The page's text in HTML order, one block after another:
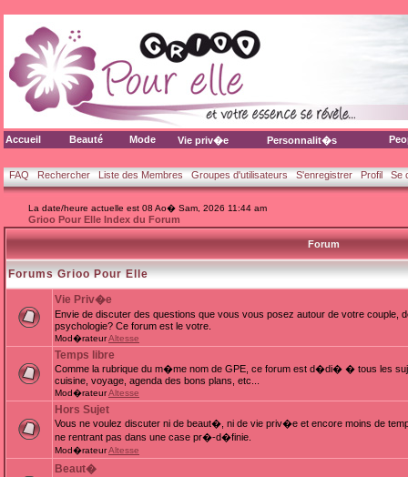
Accueil Beauté Mode Vie priv�e Personnalit�s
FAQ Rechercher Liste des Membres Groupes d'utilisateurs S'enregistrer Profil Se
La date/heure actuelle est 08 Ao� Sam, 2026 11:44 am
Grioo Pour Elle Index du Forum
Forum
Forums Grioo Pour Elle
Vie Priv�e
Envie de discuter des questions que vous vous posez autour de votre
psychologie? Ce forum est le votre.
Mod�rateurAltesse
Temps libre
Comme la rubrique du m�me nom de GPE, ce forum est d�di� � tous les
cuisine, voyage, agenda des bons plans, etc...
Mod�rateurAltesse
Hors Sujet
Vous ne voulez discuter ni de beaut�, ni de vie priv�e et encore moins de
ne rentrant pas dans une case pr�-d�finie.
Mod�rateurAltesse
Beaut�